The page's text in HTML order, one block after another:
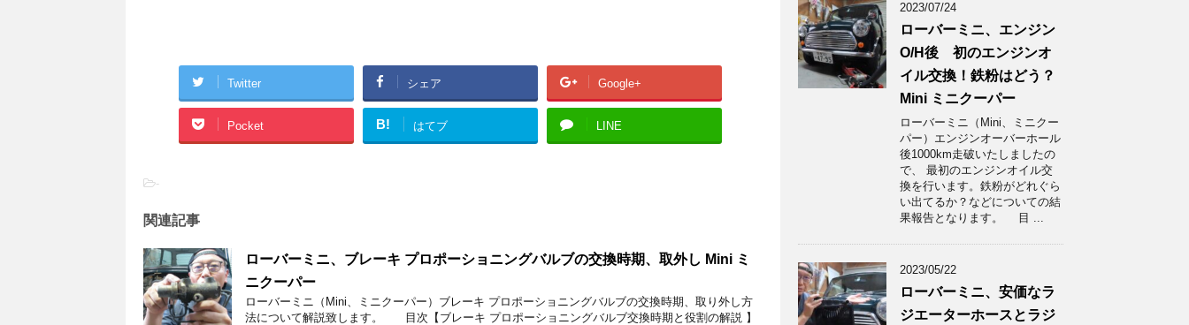
Twitter シェア Google+
Pocket B! はてブ LINE
-
関連記事
ローバーミニ、ブレーキ プロポーショニングバルブの交換時期、取外し Mini ミ
ニクーパー
ローバーミニ（Mini、ミニクーパー）ブレーキ プロポーショニングバルブの交換時期、取り外し方
法について解説致します。 目次【ブレーキ プロポーショニングバルブ交換時期と役割の解説 】
2023/07/24
ローバーミニ、エンジン
O/H後 初のエンジンオ
イル交換！鉄粉はどう？
Mini ミニクーパー
ローバーミニ（Mini、ミニクー
パー）エンジンオーバーホール
後1000km走破いたしましたの
で、 最初のエンジンオイル交
換を行います。鉄粉がどれぐら
い出てるか？などについての結
果報告となります。 目 ...
2023/05/22
ローバーミニ、安価なラ
ジエーターホースとラジ